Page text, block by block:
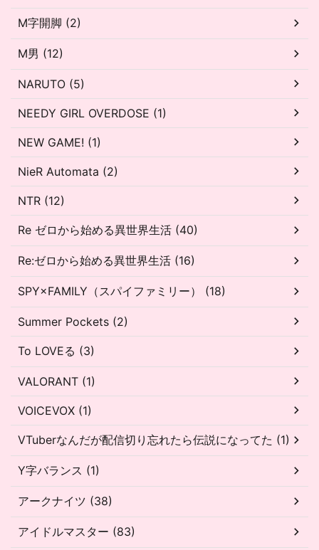
M字開脚 (2)
M男 (12)
NARUTO (5)
NEEDY GIRL OVERDOSE (1)
NEW GAME! (1)
NieR Automata (2)
NTR (12)
Re ゼロから始める異世界生活 (40)
Re:ゼロから始める異世界生活 (16)
SPY×FAMILY（スパイファミリー） (18)
Summer Pockets (2)
To LOVEる (3)
VALORANT (1)
VOICEVOX (1)
VTuberなんだが配信切り忘れたら伝説になってた (1)
Y字バランス (1)
アークナイツ (38)
アイドルマスター (83)